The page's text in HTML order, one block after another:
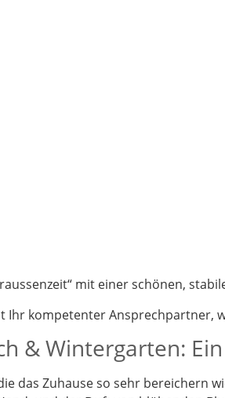
mit einer schönen,
Ihr kompetenter Ansprechpartner,
& Wintergarten:
das Zuhause so sehr bereichern